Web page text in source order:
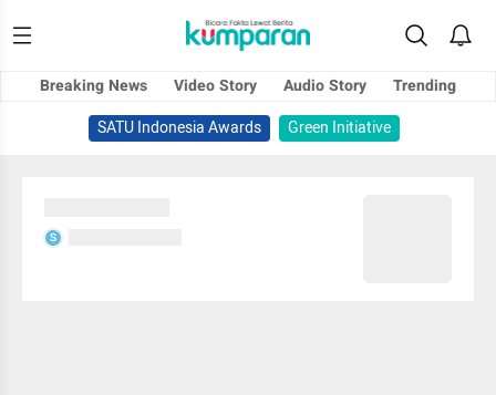
Breaking News Video Story Audio Story
Trending
SATU Indonesia Awards
Green Initiative
S